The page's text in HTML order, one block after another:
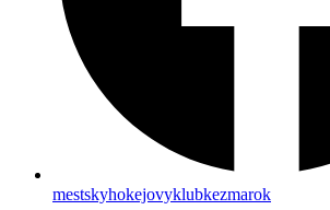
mestskyhokejovyklubkezmarok